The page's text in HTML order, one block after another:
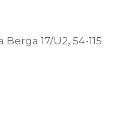
17/U2, 54-115